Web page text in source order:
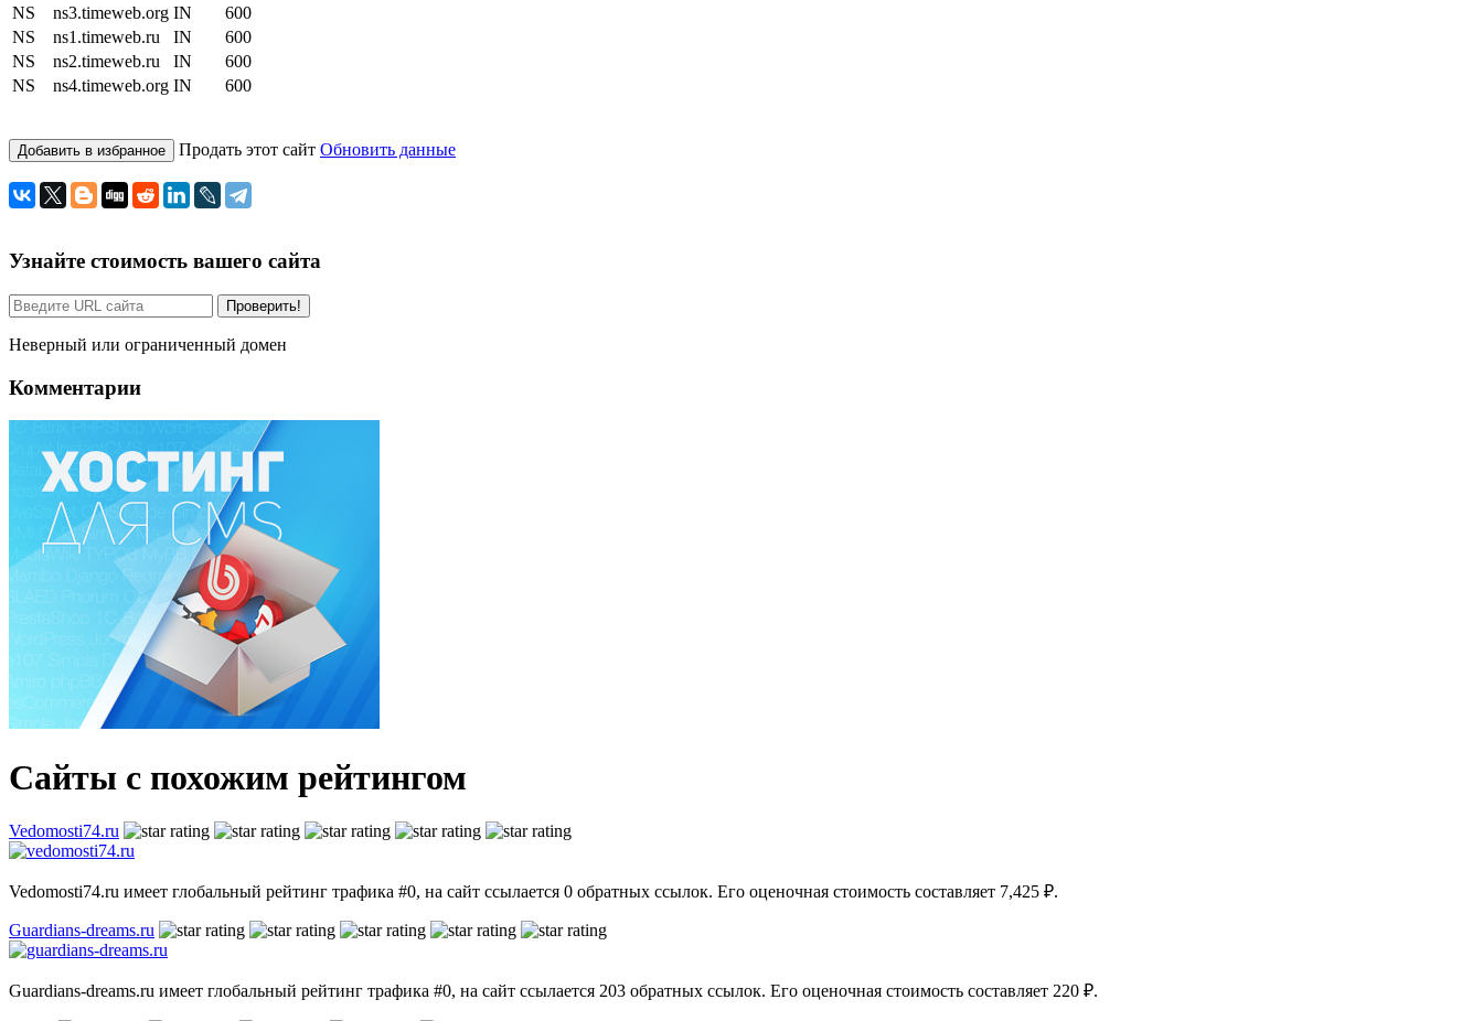
NS
ns3.timeweb.org IN
600
NS
ns1.timeweb.ru IN
600
NS
ns2.timeweb.ru IN
600
NS
ns4.timeweb.org IN 600
Добавить в избранное Продать этот сайт Обновить данные
Узнайте стоимость вашего сайта
Проверить!
Неверный или ограниченный домен
Комментарии
Сайты с похожим рейтингом
Vedomosti74.ru
Vedomosti74.ru имеет глобальный рейтинг трафика #0, на сайт ссылается 0 обратных ссылок. Его оценочная стоимость составляет 7,425 ₽.
Guardians-dreams.ru
Guardians-dreams.ru имеет глобальный рейтинг трафика #0, на сайт ссылается 203 обратных ссылок. Его оценочная стоимость составляет 220 ₽.